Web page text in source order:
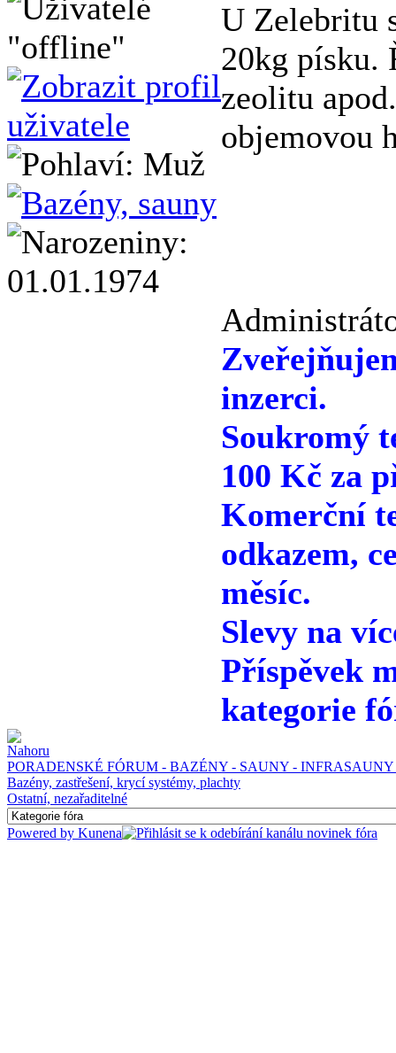
U Zelebritu
20kg písku.
zeolitu
objemovou
inzerci.
Soukromý
100 Kč za
Komerční
odkazem,
měsíc.
Slevy na
Příspěvek
kategorie
PORADENSKÉ FÓRUM - BAZÉNY - SAUNY -
Bazény, zastřešení, krycí systémy, plachty
Ostatní, nezařaditelné
Powered by Kunena